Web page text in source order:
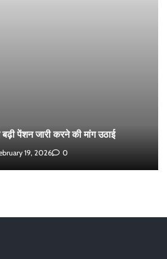
पेंशन जारी करने की मांग उठाई
19, 2026 0